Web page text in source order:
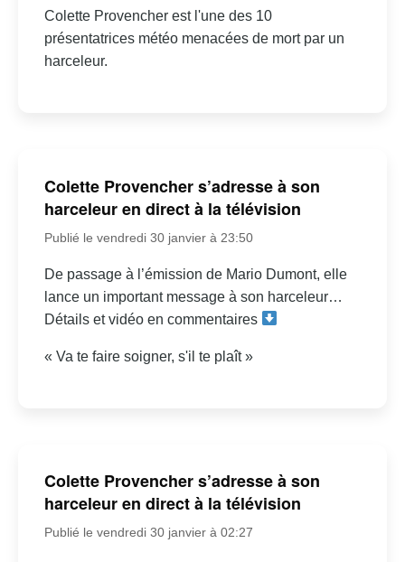
Colette Provencher est l'une des 10
présentatrices météo menacées de mort par un
harceleur.
Colette Provencher s’adresse à son
harceleur en direct à la télévision
Publié le vendredi 30 janvier à 23:50
De passage à l’émission de Mario Dumont, elle
lance un important message à son harceleur…
Détails et vidéo en commentaires
« Va te faire soigner, s'il te plaît »
Colette Provencher s’adresse à son
harceleur en direct à la télévision
Publié le vendredi 30 janvier à 02:27